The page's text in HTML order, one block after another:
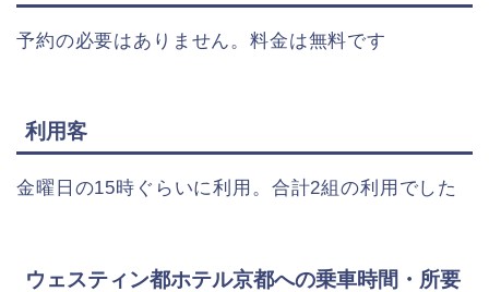
予約の必要はありません。料金は無料です
利用客
金曜日の15時ぐらいに利用。合計2組の利用でした
ウェスティン都ホテル京都への乗車時間・所要